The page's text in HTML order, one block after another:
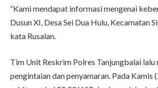
“Kami mendapat informasi mengenai
Dusun XI, Desa Sei Dua Hulu, Kecamatan
kata Rusalan.
Tim Unit Reskrim Polres Tanjungbalai lalu
pengintaian dan penyamaran. Pada Kamis